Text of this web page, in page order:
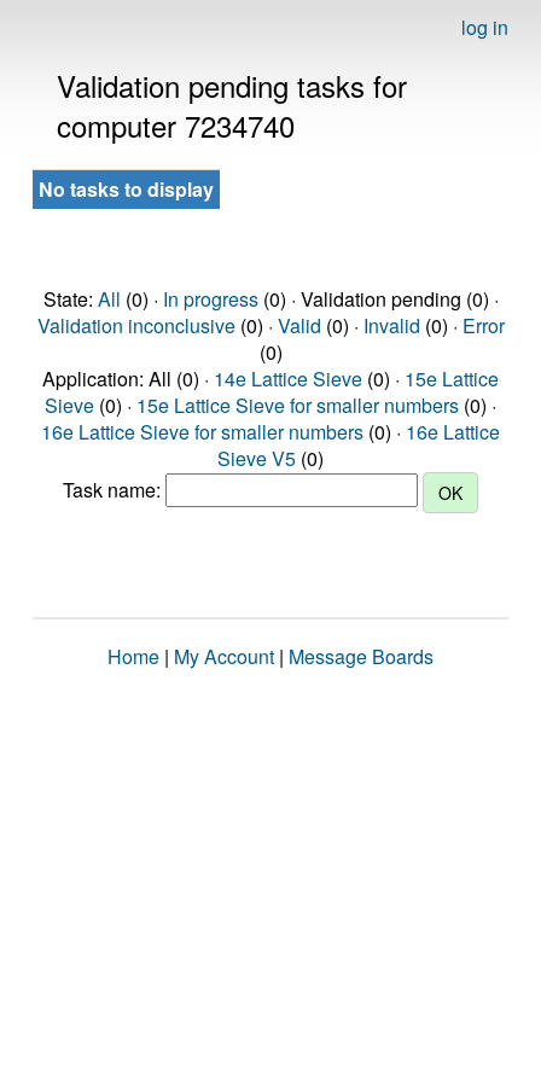
log in
Validation pending tasks for
computer 7234740
No tasks to display
State: All (0) · In progress(0) · Validation pending (0) ·
Validation inconclusive(0) · Valid (0) · Invalid (0) · Error
(0)
Application: All (0) · 14e Lattice Sieve (0) · 15e Lattice
Sieve (0) · 15e Lattice Sieve for smaller numbers (0) ·
16e Lattice Sieve for smaller numbers (0) · 16e Lattice
Sieve V5 (0)
Task name:
Home | My Account | Message Boards